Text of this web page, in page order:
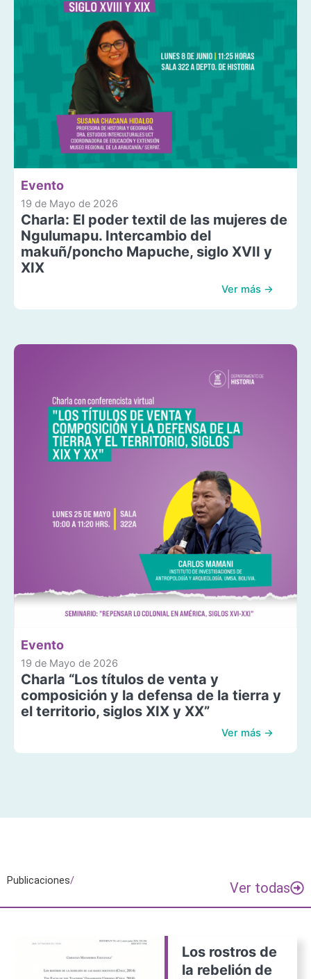
Evento
19 de Mayo de 2026
Charla: El poder textil de las mujeres de
Ngulumapu. Intercambio del
makuñ/poncho Mapuche, siglo XVII y
XIX
Ver más →
Evento
19 de Mayo de 2026
Charla “Los títulos de venta y
composición y la defensa de la tierra y
el territorio, siglos XIX y XX”
Ver más →
Publicaciones/ Ver todas
Los rostros de
la rebelión de